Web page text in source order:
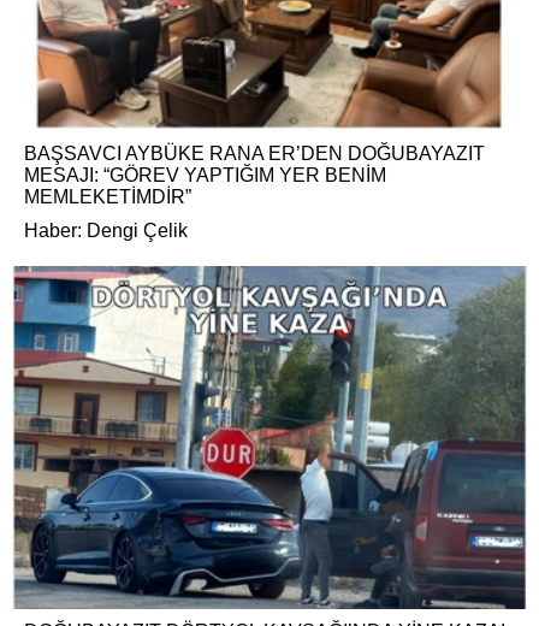
BAŞSAVCI AYBÜKE RANA ER’DEN DOĞUBAYAZIT
MESAJI: “GÖREV YAPTIĞIM YER BENİM
MEMLEKETİMDİR”
Haber: Dengi Çelik